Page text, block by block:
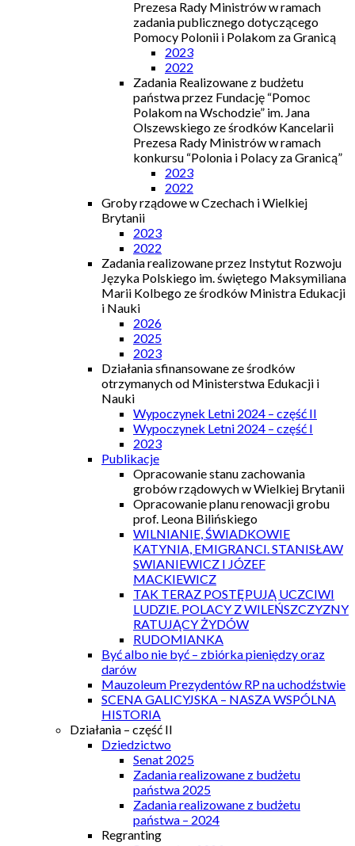
Prezesa Rady Ministrów w ramach
zadania publicznego dotyczącego
Pomocy Polonii i Polakom za Granicą
2023
2022
Zadania Realizowane z budżetu
państwa przez Fundację “Pomoc
Polakom na Wschodzie” im. Jana
Olszewskiego ze środków Kancelarii
Prezesa Rady Ministrów w ramach
konkursu “Polonia i Polacy za Granicą”
2023
2022
Groby rządowe w Czechach i Wielkiej
Brytanii
2023
2022
Zadania realizowane przez Instytut Rozwoju
Języka Polskiego im. świętego Maksymiliana
Marii Kolbego ze środków Ministra Edukacji
i Nauki
2026
2025
2023
Działania sfinansowane ze środków
otrzymanych od Ministerstwa Edukacji i
Nauki
Wypoczynek Letni 2024 – część II
Wypoczynek Letni 2024 – część I
2023
Publikacje
Opracowanie stanu zachowania
grobów rządowych w Wielkiej Brytanii
Opracowanie planu renowacji grobu
prof. Leona Bilińskiego
WILNIANIE, ŚWIADKOWIE
KATYNIA, EMIGRANCI. STANISŁAW
SWIANIEWICZ I JÓZEF
MACKIEWICZ
TAK TERAZ POSTĘPUJĄ UCZCIWI
LUDZIE. POLACY Z WILEŃSZCZYZNY
RATUJĄCY ŻYDÓW
RUDOMIANKA
Być albo nie być – zbiórka pieniędzy oraz
darów
Mauzoleum Prezydentów RP na uchodźstwie
SCENA GALICYJSKA – NASZA WSPÓLNA
HISTORIA
Działania – część II
Dziedzictwo
Senat 2025
Zadania realizowane z budżetu
państwa 2025
Zadania realizowane z budżetu
państwa – 2024
Regranting